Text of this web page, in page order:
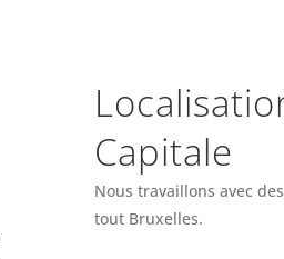
Capitale
Nous travaillons avec
tout Bruxelles.